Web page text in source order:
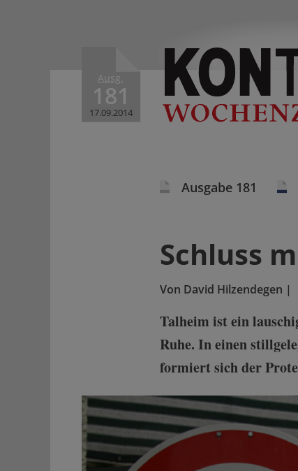
Ausg.
181
17.09.2014
Ausgabe 181
Schluss
Von David Hilzendegen |
Talheim ist ein
Ruhe. In einen
formiert sich der